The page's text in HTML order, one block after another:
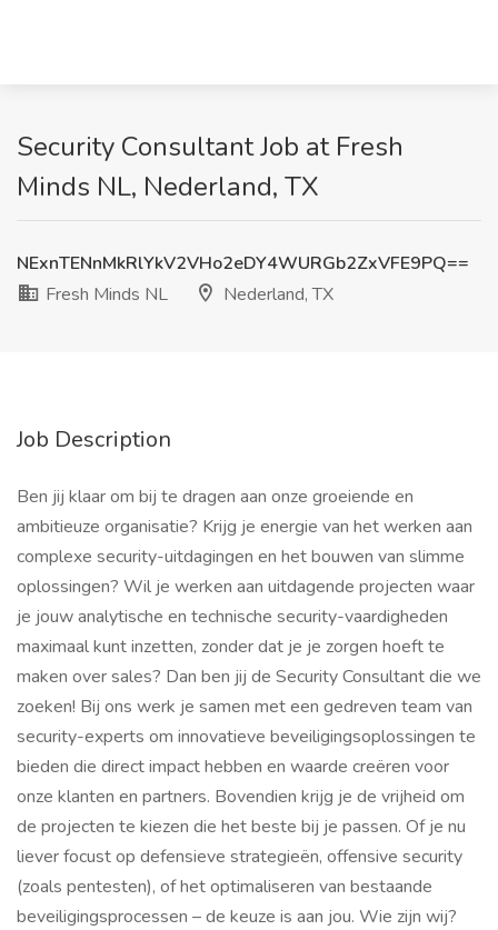
Security Consultant Job at Fresh
Minds NL, Nederland, TX
NExnTENnMkRlYkV2VHo2eDY4WURGb2ZxVFE9PQ==
Fresh Minds NL
Nederland, TX
Job Description
Ben jij klaar om bij te dragen aan onze groeiende en
ambitieuze organisatie? Krijg je energie van het werken aan
complexe security-uitdagingen en het bouwen van slimme
oplossingen? Wil je werken aan uitdagende projecten waar
je jouw analytische en technische security-vaardigheden
maximaal kunt inzetten, zonder dat je je zorgen hoeft te
maken over sales? Dan ben jij de Security Consultant die we
zoeken! Bij ons werk je samen met een gedreven team van
security-experts om innovatieve beveiligingsoplossingen te
bieden die direct impact hebben en waarde creëren voor
onze klanten en partners. Bovendien krijg je de vrijheid om
de projecten te kiezen die het beste bij je passen. Of je nu
liever focust op defensieve strategieën, offensive security
(zoals pentesten), of het optimaliseren van bestaande
beveiligingsprocessen – de keuze is aan jou. Wie zijn wij?